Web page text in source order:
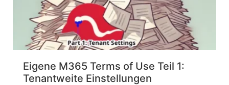
Eigene M365 Terms of Use Teil 1:
Tenantweite Einstellungen